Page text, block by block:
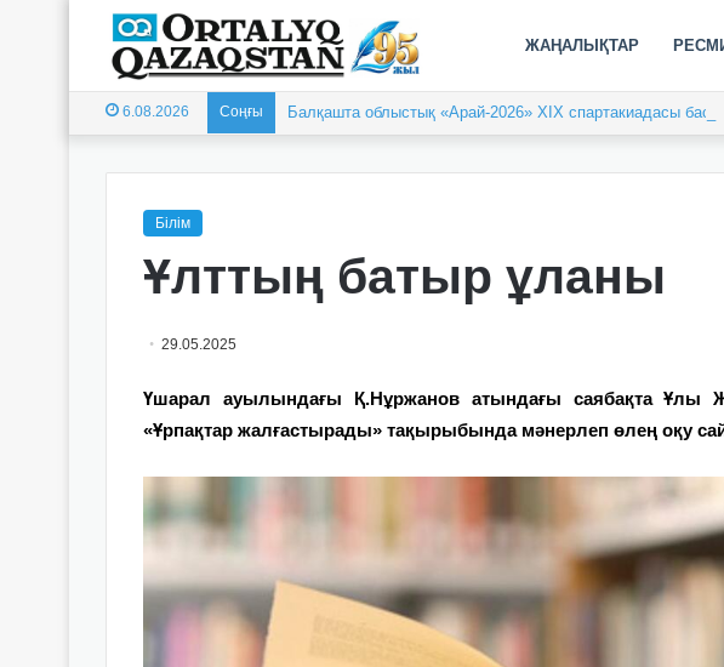
ЖАҢАЛЫҚТАР
6.08.2026 Соңғы Балқашта облыстық «Арай-2026» XIX спартакиадасы
Білім
Ұлттың батыр ұланы
29.05.2025
Үшарал ауылындағы Қ.Нұржанов атындағы саябақта Ұлы
«Ұрпақтар жалғастырады» тақырыбында мәнерлеп өлең оқу